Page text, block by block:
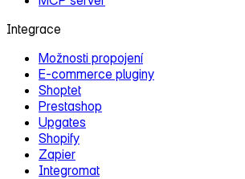
Integrace
Možnosti propojení
E‑commerce pluginy
Shoptet
Prestashop
Upgates
Shopify
Zapier
Integromat